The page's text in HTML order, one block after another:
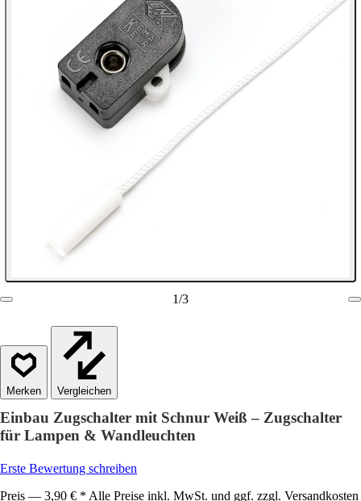
1/3
Vergleichen
Einbau Zugschalter mit Schnur Weiß – Zugschalter
für Lampen & Wandleuchten
Erste Bewertung schreiben
Preis — 3,90 € * Alle Preise inkl. MwSt. und ggf. zzgl. Versandkosten